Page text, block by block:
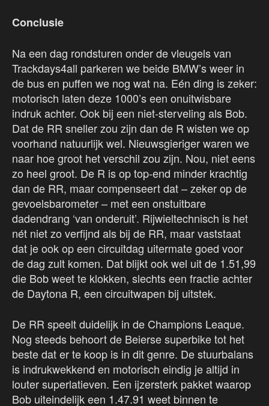
Conclusie
Na een dag rondsturen onder de vleugels van
Trackdays4all parkeren we beide BMW’s weer in
de bus en puffen we nog wat na. Eén ding is zeker:
motorisch laten deze 1000’s een onuitwisbare
indruk achter. Ook bij een niet-sterveling als Bob.
Dat de RR sneller zou zijn dan de R wisten we op
voorhand natuurlijk wel. Nieuwsgieriger waren we
naar hoe groot het verschil zou zijn. Nou, niet eens
zo heel groot. De R is op top-end minder krachtig
dan de RR, maar compenseert dat – zeker op de
gevoelsbarometer – met een onstuitbare
dadendrang ‘van onderuit’. Rijwieltechnisch is het
nét niet zo verfijnd als bij de RR, maar vaststaat
dat je ook op een circuitdag uitermate goed voor
de dag zult komen. Dat blijkt ook wel uit de 1.51,99
die Bob weet te klokken, slechts een fractie achter
de Daytona R, een circuitwapen bij uitstek.
De RR speelt duidelijk in de Champions Leaque.
Nog steeds behoort de Beierse superbike tot het
beste dat er te koop is in dit genre. De stuurbalans
is indrukwekkend en motorisch eindig je altijd in
louter superlatieven. Een ijzersterk pakket waarop
Bob uiteindelijk een 1.47.91 weet binnen te